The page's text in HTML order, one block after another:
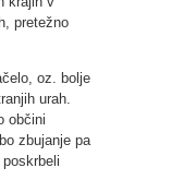
pretežno
oz. bolje
urah.
občini
zbujanje pa